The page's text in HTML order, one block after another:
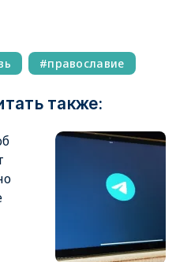
православие
также: